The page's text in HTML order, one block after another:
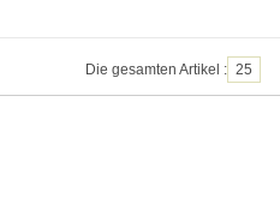
Die gesamten Artikel : 25